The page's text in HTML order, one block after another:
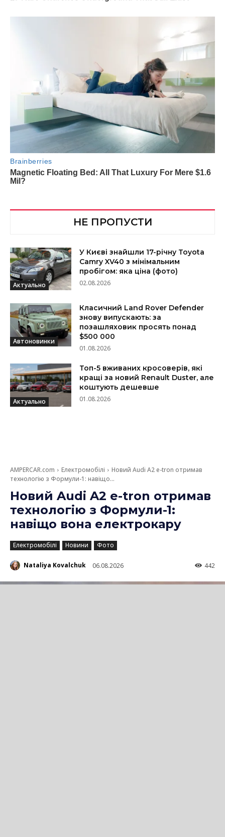
НЕ ПРОПУСТИ
Актуально
У Києві знайшли 17-річну Toyota
Camry XV40 з мінімальним
пробігом: яка ціна (фото)
02.08.2026
Автоновинки
Класичний Land Rover Defender
знову випускають: за
позашляховик просять понад
$500 000
01.08.2026
Актуально
Топ-5 вживаних кросоверів, які
кращі за новий Renault Duster, але
коштують дешевше
01.08.2026